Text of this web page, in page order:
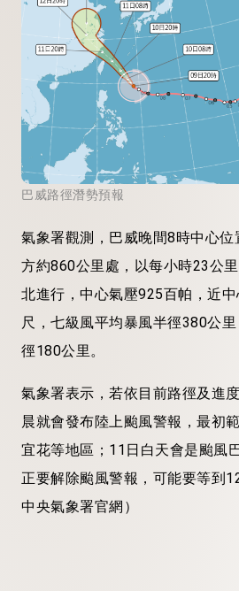
巴威路徑潛勢預報
氣象署觀測，巴威晚間8時中心
方約860公里處，以每小時23公
北進行，中心氣壓925百帕，近
尺，七級風平均暴風半徑380公
徑180公里。
氣象署表示，若依目前路徑及進
晨就會發布陸上颱風警報，最初
宜花等地區；11日白天會是颱風
正要解除颱風警報，可能要等到
中央氣象署官網）